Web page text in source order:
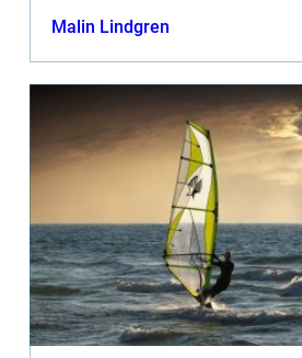
Malin Lindgren